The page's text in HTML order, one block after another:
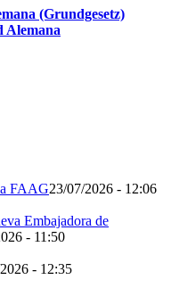
(Grundgesetz)
Alemana
FAAG23/07/2026 - 12:06
Embajadora de
- 11:50
- 12:35